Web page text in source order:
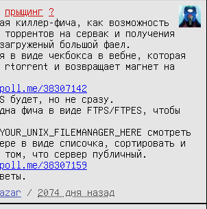
прыщинг
?
киллер-фича, как возможность
торрентов на сервак и получения
большой фаел.
в виде чекбокса в вебне, которая
rtorrent и возвращает магнет на
38307142
будет, но не сразу.
фича в виде FTPS/FTPES, чтобы
смотреть
в виде списочка, сортировать и
38307159
/ 2074 дня назад